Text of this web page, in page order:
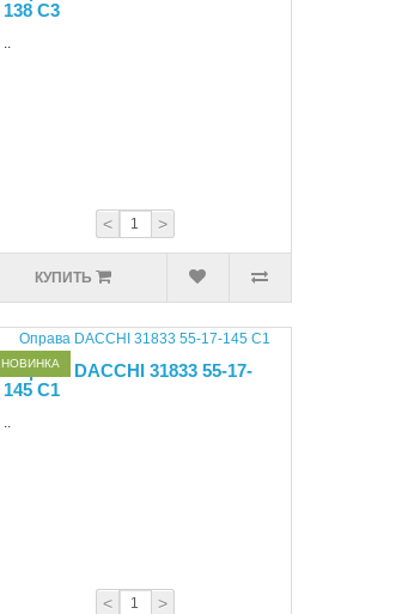
138 C3
..
< >
КУПИТЬ
НОВИНКА
Оправа DACCHI 31833 55-17-
145 C1
..
< >